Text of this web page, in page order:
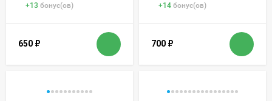
+13 бонус(ов)
650 ₽
+14 бонус(ов)
700 ₽